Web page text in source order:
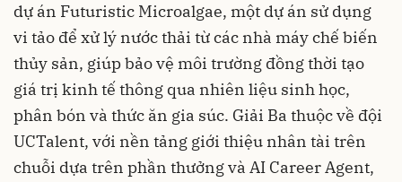
dự án Futuristic Microalgae, một dự án sử dụng
vi tảo để xử lý nước thải từ các nhà máy chế biến
thủy sản, giúp bảo vệ môi trường đồng thời tạo
giá trị kinh tế thông qua nhiên liệu sinh học,
phân bón và thức ăn gia súc. Giải Ba thuộc về đội
UCTalent, với nền tảng giới thiệu nhân tài trên
chuỗi dựa trên phần thưởng và AI Career Agent,